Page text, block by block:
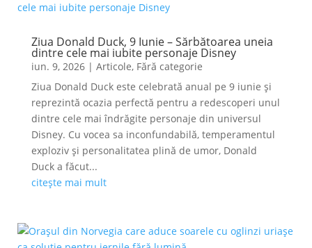
Ziua Donald Duck, 9 Iunie – Sărbătoarea uneia
dintre cele mai iubite personaje Disney
iun. 9, 2026| Articole, Fără categorie
Ziua Donald Duck este celebrată anual pe 9 iunie și
reprezintă ocazia perfectă pentru a redescoperi unul
dintre cele mai îndrăgite personaje din universul
Disney. Cu vocea sa inconfundabilă, temperamentul
exploziv și personalitatea plină de umor, Donald
Duck a făcut...
citește mai mult